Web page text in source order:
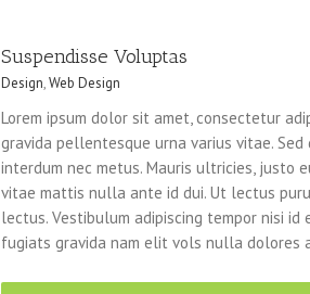
Suspendisse Voluptas
Design,Web Design
Lorem ipsum dolor sit amet, consectetur
gravida pellentesque urna varius vitae. Sed
interdum nec metus. Mauris ultricies, justo
vitae mattis nulla ante id dui. Ut lectus
lectus. Vestibulum adipiscing tempor nisi
fugiats gravida nam elit vols nulla dolores